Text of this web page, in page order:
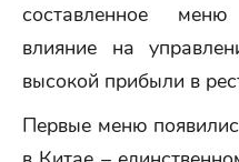
составленное
влияние на
высокой прибыли в
Первые меню